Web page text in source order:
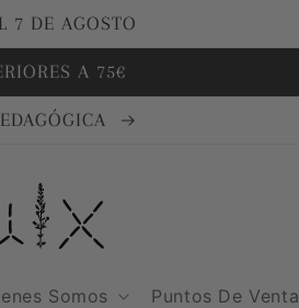
7 DE AGOSTO
A 75€
Somos Puntos De Venta